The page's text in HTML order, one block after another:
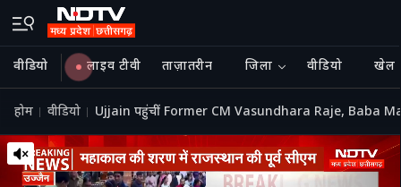
वीडियो लाइव टीवी ताज़ातरीन जिला वीडियो खेल
होम वीडियो Ujjain पहुंचीं Former CM Vasundhara Raje, Baba